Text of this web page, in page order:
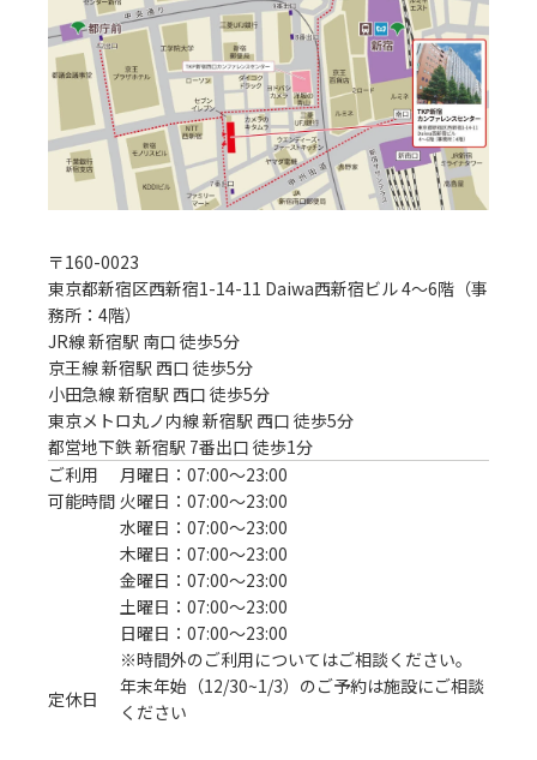
〒160-0023
東京都新宿区西新宿1-14-11 Daiwa西新宿ビル 4～6階（事
務所：4階）
JR線 新宿駅 南口 徒歩5分
京王線 新宿駅 西口 徒歩5分
小田急線 新宿駅 西口 徒歩5分
東京メトロ丸ノ内線 新宿駅 西口 徒歩5分
都営地下鉄 新宿駅 7番出口 徒歩1分
ご利用
可能時間
月曜日：07:00〜23:00
火曜日：07:00〜23:00
水曜日：07:00〜23:00
木曜日：07:00〜23:00
金曜日：07:00〜23:00
土曜日：07:00〜23:00
日曜日：07:00〜23:00
※時間外のご利用についてはご相談ください。
定休日
年末年始（12/30~1/3）のご予約は施設にご相談
ください